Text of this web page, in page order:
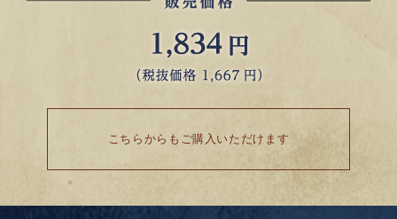
こちらからもご購入いただけます